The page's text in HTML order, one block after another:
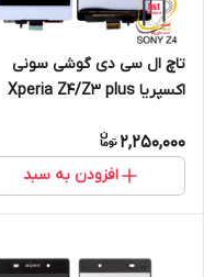
تاچ ال سی دی گوشی سونی
اکسپریا Xperia Z4/Z3 plus
2,250,000
افزودن به سبد